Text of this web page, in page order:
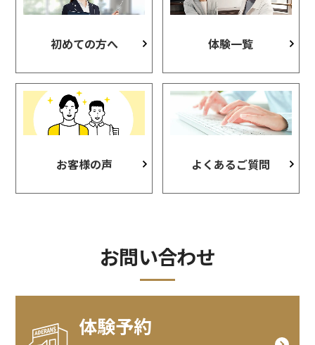
初めての方へ 体験一覧
お客様の声 よくあるご質問
お問い合わせ
体験予約